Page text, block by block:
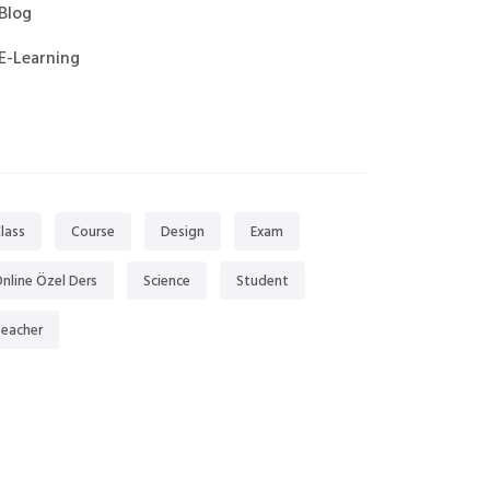
Blog
E-Learning
Course Design Exam
Özel Ders Science Student